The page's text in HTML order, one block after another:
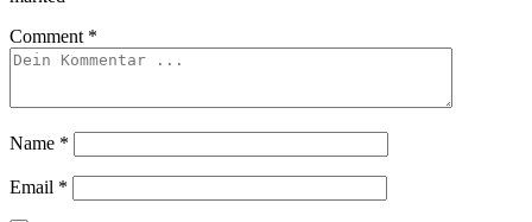
Comment *
Name *
Email *